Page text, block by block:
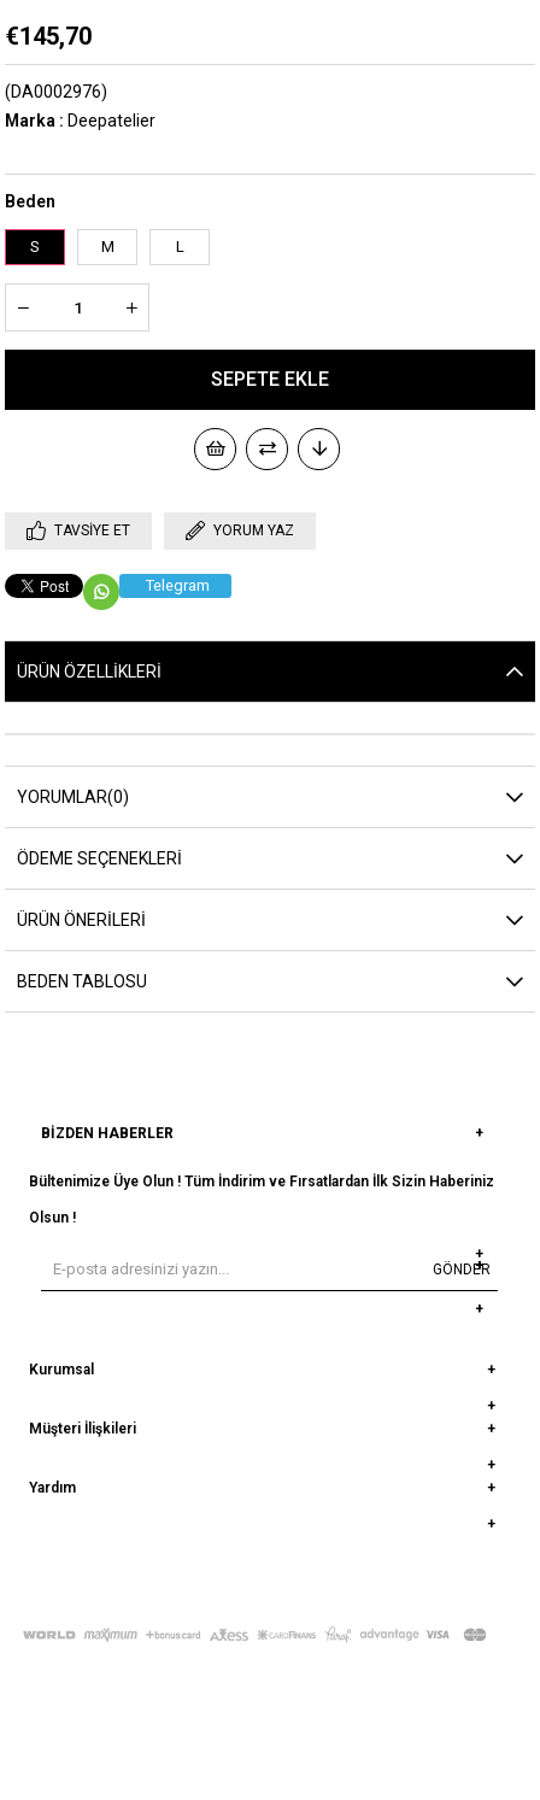
€145,70
(DA0002976)
Marka : Deepatelier
Beden
S M L
TAVSIYE ET YORUM YAZ
Telegram
ÜRÜN ÖZELLIKLERI
YORUMLAR(0)
ÖDEME SEÇENEKLERI
ÜRÜN ÖNERILERI
BEDEN TABLOSU
BIZDEN HABERLER
Bültenimize Üye Olun ! Tüm İndirim ve Fırsatlardan İlk Sizin Haberiniz
Olsun !
GÖNDER
Kurumsal
Müşteri İlişkileri
Yardım